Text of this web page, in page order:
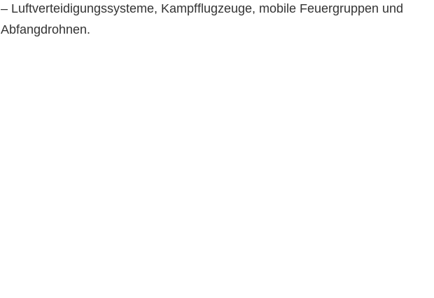
– Luftverteidigungssysteme, Kampfflugzeuge, mobile Feuergruppen und
Abfangdrohnen.